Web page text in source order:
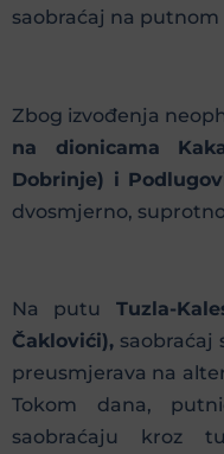
saobraćaj na putnom
Zbog izvođenja
na dionicama
Dobrinje) i
dvosmjerno,
Na putu Tuzla-
Čaklovići), saobraćaj
preusmjerava na
Tokom dana,
saobraćaju kroz